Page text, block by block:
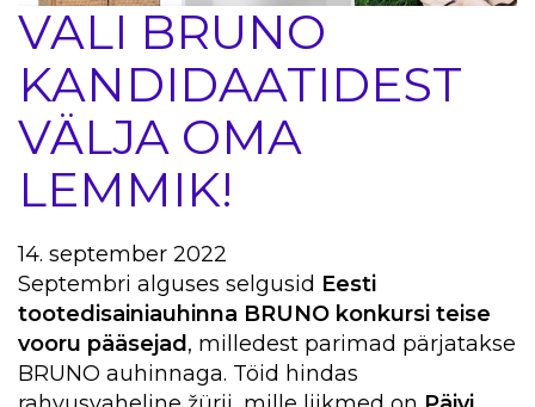
VALI BRUNO
KANDIDAATIDEST
VÄLJA OMA
LEMMIK!
14. september 2022
Septembri alguses selgusid Eesti
tootedisainiauhinna BRUNO konkursi teise
vooru pääsejad, milledest parimad pärjatakse
BRUNO auhinnaga. Töid hindas